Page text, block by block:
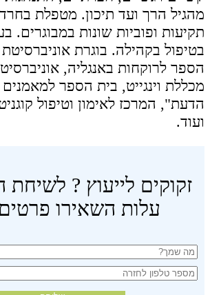
מהגיל הרך ועד תיכון. מטפלת
תקיעות ופוביות שונות במבוגרים.
בטיפול בקהילה. בוגרת
הספר לרוקחות באנגליה,
מכללת וינגייט, בית הספר
הדעת", המרכז לאימון וטיפול
ועוד.
זקוקים לייעוץ ? לשיחת
עלות השאירו